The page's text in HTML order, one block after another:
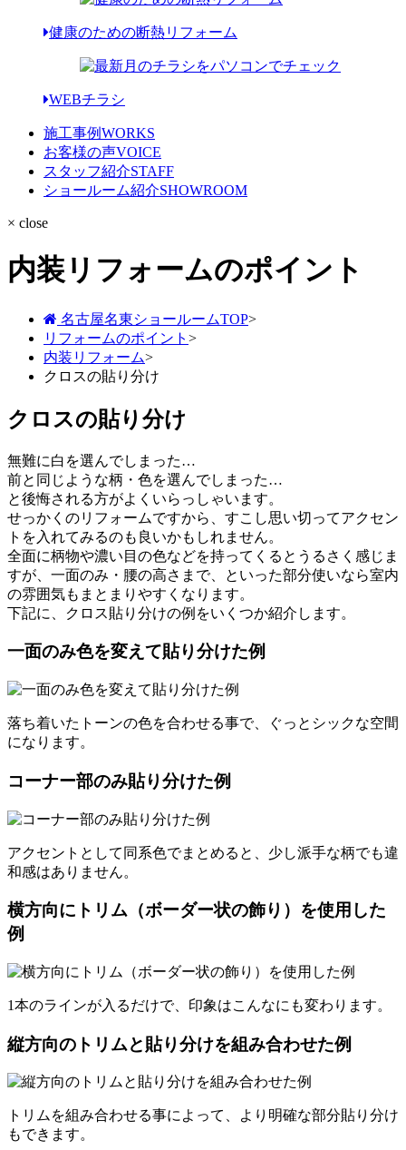
健康のための断熱リフォーム
WEBチラシ
施工事例WORKS
お客様の声VOICE
スタッフ紹介STAFF
ショールーム紹介SHOWROOM
× close
内装リフォームのポイント
名古屋名東ショールームTOP>
リフォームのポイント >
内装リフォーム>
クロスの貼り分け
クロスの貼り分け
無難に白を選んでしまった…
前と同じような柄・色を選んでしまった…
と後悔される方がよくいらっしゃいます。
せっかくのリフォームですから、すこし思い切ってアクセン
トを入れてみるのも良いかもしれません。
全面に柄物や濃い目の色などを持ってくるとうるさく感じま
すが、一面のみ・腰の高さまで、といった部分使いなら室内
の雰囲気もまとまりやすくなります。
下記に、クロス貼り分けの例をいくつか紹介します。
一面のみ色を変えて貼り分けた例
落ち着いたトーンの色を合わせる事で、ぐっとシックな空間
になります。
コーナー部のみ貼り分けた例
アクセントとして同系色でまとめると、少し派手な柄でも違
和感はありません。
横方向にトリム（ボーダー状の飾り）を使用した
例
1本のラインが入るだけで、印象はこんなにも変わります。
縦方向のトリムと貼り分けを組み合わせた例
トリムを組み合わせる事によって、より明確な部分貼り分け
もできます。